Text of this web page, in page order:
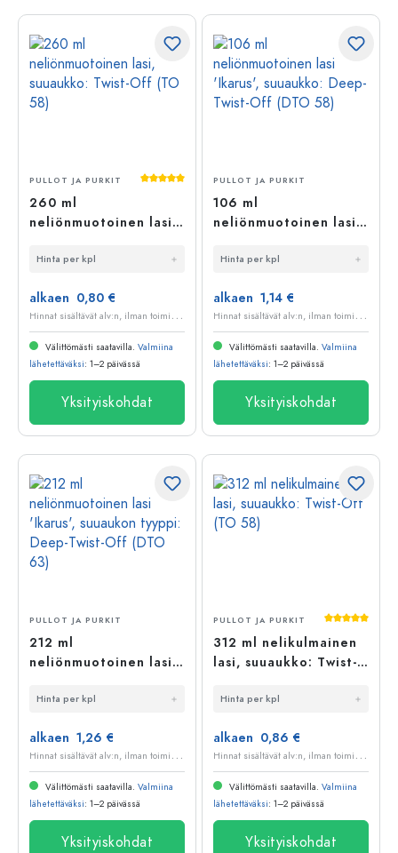
Keskimääräinen arvosana 5 5 tähdestä
PULLOT JA PURKIT
260 ml
neliönmuotoinen lasi,
(TO 58)
Hinta per kpl
alkaen 0,80 €
H
innat sisältävät alv:n, ilman toimituskuluja
Välittömästi saatavilla. Valmiina
lähetettäväksi: 1–2 päivässä
Yksityiskohdat
PULLOT JA PURKIT
106 ml
neliönmuotoinen lasi
Deep-Twist-Off (DTO
Hinta per kpl
alkaen 1,14 €
H
innat sisältävät alv:n, ilman toimituskuluja
Välittömästi saatavilla. Valmiina
lähetettäväksi: 1–2 päivässä
Yksityiskohdat
PULLOT JA PURKIT
212 ml
neliönmuotoinen lasi
tyyppi: Deep-Twist-
Hinta per kpl
alkaen 1,26 €
H
innat sisältävät alv:n, ilman toimituskuluja
Välittömästi saatavilla. Valmiina
lähetettäväksi: 1–2 päivässä
Yksityiskohdat
PULLOT JA PURKIT
312 ml nelikulmainen
lasi, suuaukko: Twist-
Hinta per kpl
alkaen 0,86 €
H
innat sisältävät alv:n, ilman toimituskuluja
Välittömästi saatavilla. Valmiina
lähetettäväksi: 1–2 päivässä
Yksityiskohdat